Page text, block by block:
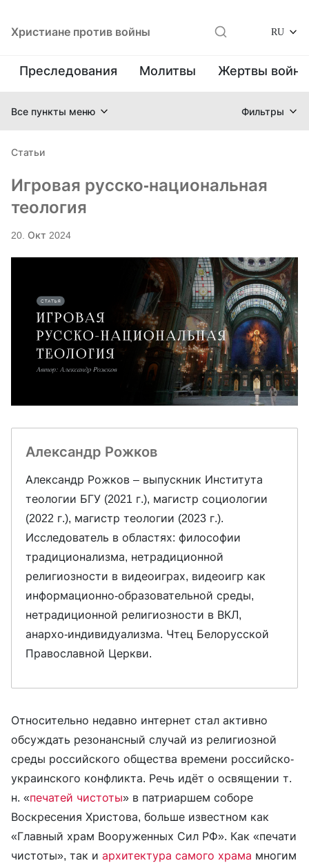
Христиане против войны RU
Преследования Молитвы Жертвы
Все пункты меню Фильтры
Статьи
Игровая русско-национальная
теология
20. Окт 2024
Александр Рожков
Александр Рожков – выпускник Института
теологии БГУ (2021 г.), магистр социологии
(2022 г.), магистр теологии (2023 г.).
Исследователь в областях: философии
традиционализма, нетрадиционной
религиозности в видеоиграх, видеоигр как
информационно-образовательной среды,
нетрадиционной религиозности в ВКЛ,
анархо-индивидуализма. Чтец Белорусской
Православной Церкви.
Относительно недавно интернет стал активно
обсуждать резонансный случай из религиозной
среды российского общества времени российско-
украинского конфликта. Речь идёт о освящении т.
н. «печатей чистоты» в патриаршем соборе
Воскресения Христова, больше известном как
«Главный храм Вооруженных Сил РФ». Как «печати
чистоты», так и архитектура самого храма многим